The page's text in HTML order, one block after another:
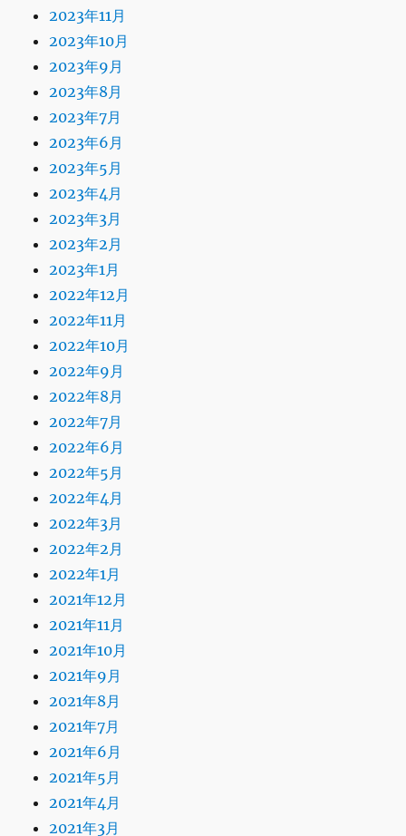
2023年11月
2023年10月
2023年9月
2023年8月
2023年7月
2023年6月
2023年5月
2023年4月
2023年3月
2023年2月
2023年1月
2022年12月
2022年11月
2022年10月
2022年9月
2022年8月
2022年7月
2022年6月
2022年5月
2022年4月
2022年3月
2022年2月
2022年1月
2021年12月
2021年11月
2021年10月
2021年9月
2021年8月
2021年7月
2021年6月
2021年5月
2021年4月
2021年3月